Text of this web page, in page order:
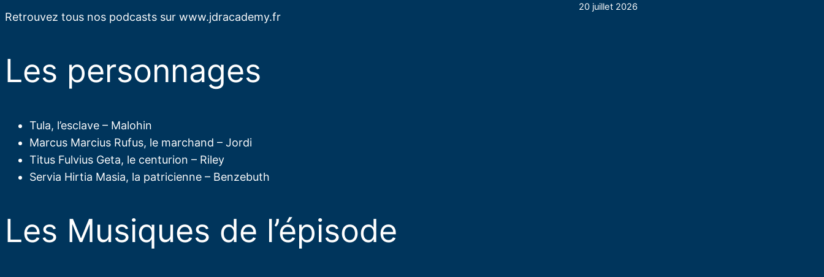
Retrouvez tous nos podcasts sur www.jdracademy.fr
Les personnages
Tula, l’esclave – Malohin
Marcus Marcius Rufus, le marchand – Jordi
Titus Fulvius Geta, le centurion – Riley
Servia Hirtia Masia, la patricienne – Benzebuth
Les Musiques de l’épisode
20 juillet 2026